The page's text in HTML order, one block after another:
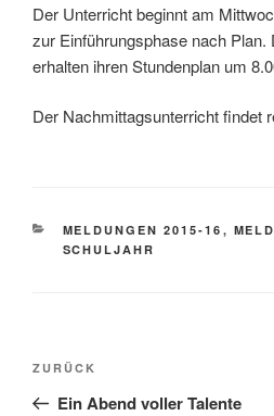
Der Unterricht beginnt am
zur Einführungsphase nach Plan.
erhalten ihren Stundenplan um
Der Nachmittagsunterricht findet
KATEGORIEN
MELDUNGEN 2015-16 ,
SCHULJAHR
Beitragsnavigation
Vorheriger
Beitrag
ZURÜCK
Ein Abend voller Talente